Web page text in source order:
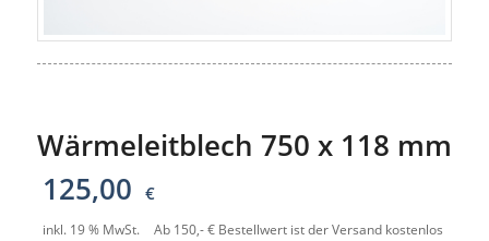
Wärmeleitblech 750 x 118 mm
125,00
€
inkl. 19 % MwSt. Ab 150,- € Bestellwert ist der Versand kostenlos